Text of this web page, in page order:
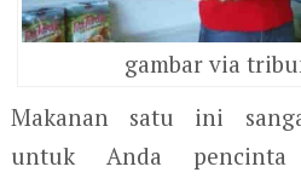
gambar via
Makanan satu ini
untuk Anda pencinta